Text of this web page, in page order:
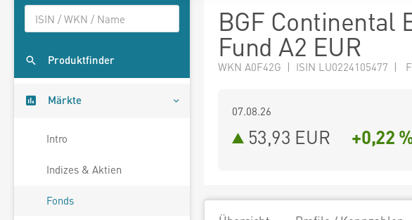
Produktfinder
Märkte
Intro
Indizes & Aktien
Fonds
BGF Continental
Fund A2 EUR
WKN A0F42G | ISIN LU0224105477 |
07.08.26
53,93 EUR +0,22